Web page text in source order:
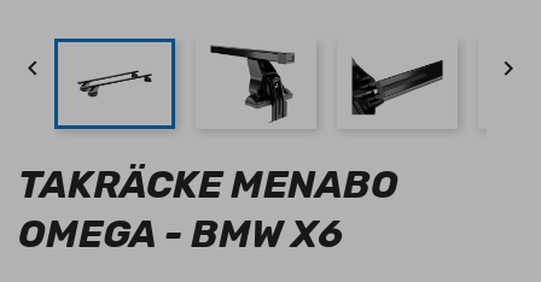
 
TAKRÄCKE MENABO
OMEGA - BMW X6